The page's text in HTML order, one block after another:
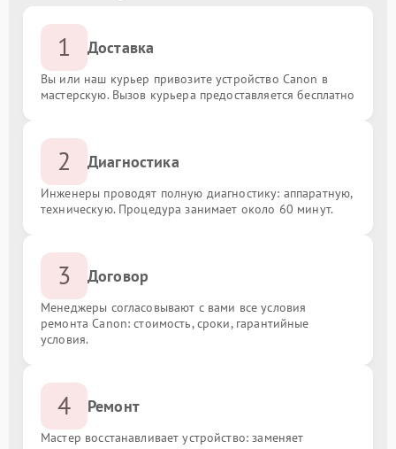
1 Доставка
Вы или наш курьер привозите устройство Canon в
мастерскую. Вызов курьера предоставляется бесплатно
2 Диагностика
Инженеры проводят полную диагностику: аппаратную,
техническую. Процедура занимает около 60 минут.
3 Договор
Менеджеры согласовывают с вами все условия
ремонта Canon: стоимость, сроки, гарантийные
условия.
4 Ремонт
Мастер восстанавливает устройство: заменяет